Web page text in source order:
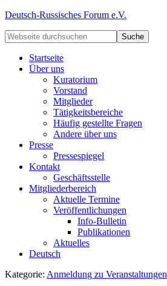
Deutsch-Russisches Forum e.V.
Startseite
Über uns
Kuratorium
Vorstand
Mitglieder
Tätigkeitsbereiche
Häufig gestellte Fragen
Andere über uns
Presse
Pressespiegel
Kontakt
Geschäftsstelle
Mitgliederbereich
Aktuelle Termine
Veröffentlichungen
Info-Bulletin
Publikationen
Aktuelles
Deutsch
Kategorie: Anmeldung zu Veranstaltungen